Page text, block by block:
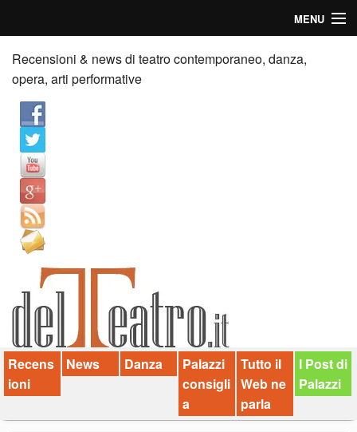
MENU
Home
Recensioni
Anticipazioni
News
Palazzi consiglia
Video
Chi siamo
Contatti
dT in English
Recensioni & news di teatro contemporaneo, danza,
opera, arti performative
Recens
ioni
News Danza
Palazzi
consigli
a
Tutto il
Web ne
parla
I Post di
Palazzi